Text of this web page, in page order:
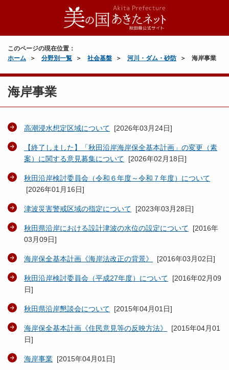
このページの現在位置：
ホーム
分野別一覧 社会基盤 河川・ダム・砂防 海岸事業
海岸事業
高潮浸水想定区域について [2026年03月24日]
【終了しました】「秋田沿岸海岸保全基本計画」の変更（素
案）に関する意見募集について [2026年02月18日]
秋田沿岸検討委員会（令和６年度～令和７年度）について
[2026年01月16日]
津波災害警戒区域の指定について [2023年03月28日]
秋田県沿岸における設計津波の水位の設定について [2016年
03月09日]
海岸保全基本計画《海岸法改正の背景》 [2016年03月02日]
秋田沿岸検討委員会（平成27年度）について [2016年02月09
日]
秋田県沿岸懇談会について [2015年04月01日]
海岸保全基本計画《住民意見等の反映方法》 [2015年04月01
日]
海岸事業 [2015年04月01日]